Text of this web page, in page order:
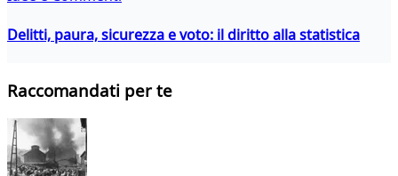
Delitti, paura, sicurezza e voto: il diritto alla statistica
Raccomandati per te